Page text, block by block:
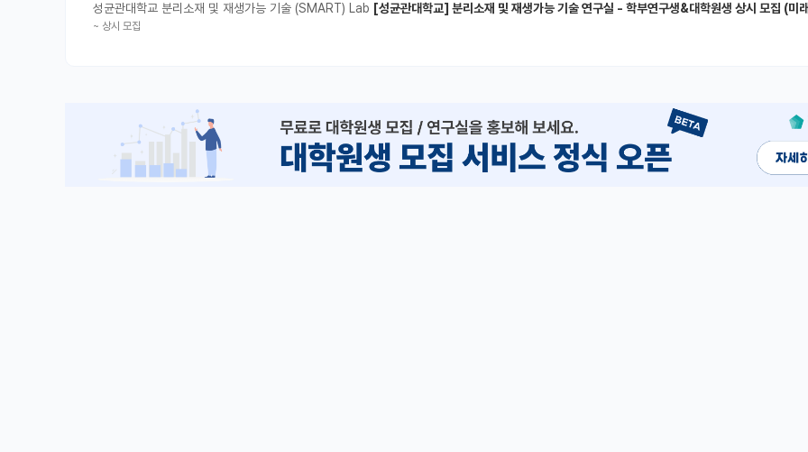
성균관대학교 분리소재 및 재생가능 기술 (SMART) Lab [성균관대학교] 분리소재 및 재생가능 기술 연구실 - 학부연구생&대학원생 상시 모집 (미래에
~ 상시 모집